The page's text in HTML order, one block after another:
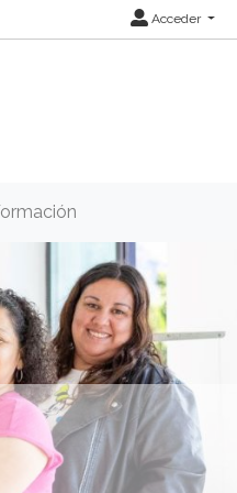
Acceder